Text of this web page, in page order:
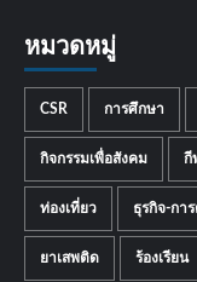
หมวดหมู่
CSR การศึกษา
กิจกรรมเพื่อสังคม กี
ท่องเที่ยว ธุรกิจ-กา
ยาเสพติด ร้องเรียน